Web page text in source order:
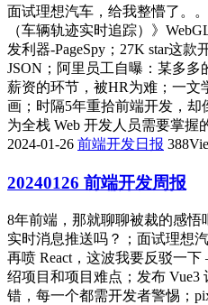
面试理想汽车，给我整懵了。
（车辆轨迹实时追踪）》
发利器-PageSpy；27K star这
JSON；阿里员工自曝：某多
薪资的环节，被HR为难；一文
画；时隔5年重拾前端开发，却
为全栈 Web 开发人员需要掌握
2024-01-26 前端开发日报
20240126 前端开发周报
8年前端，那就聊聊被裁的感悟
实时消息推送吗？；面试理想
再喷 React，这波我要反驳一
绍项目和项目难点；发布 Vue3
错，每一个都需开发者警惕；